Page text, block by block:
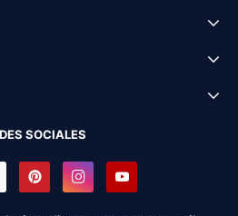
SOCIALES